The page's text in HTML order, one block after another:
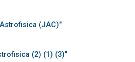
(JAC)"
(2) (1) (3)"